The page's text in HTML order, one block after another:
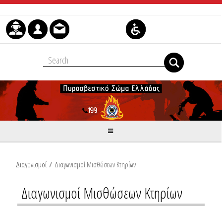
Skip to Content
Διαγωνισμοί / Διαγωνισμοί Μισθώσεων Κτηρίων
Διαγωνισμοί Μισθώσεων Κτηρίων